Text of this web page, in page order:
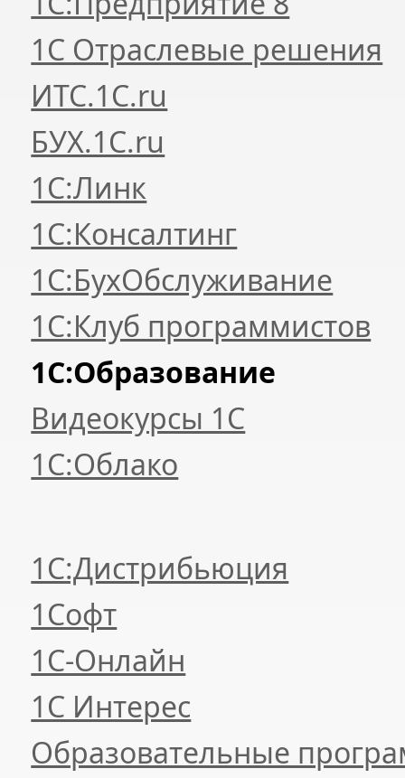
1С Отраслевые решения
ИТС.1C.ru
БУХ.1С.ru
1С:Линк
1С:Консалтинг
1С:БухОбслуживание
1С:Клуб программистов
1С:Образование
Видеокурсы 1С
1С:Облако
1С:Дистрибьюция
1Софт
1С-Онлайн
1С Интерес
Образовательные